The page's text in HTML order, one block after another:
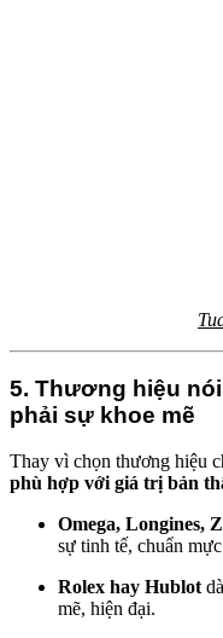
5. Thương hiệu
phải sự khoe mẽ
Thay vì chọn thương hiệu
phù hợp với giá trị bản
Omega, Longines,
sự tinh tế, chuẩn
Rolex hay Hublot
mẽ, hiện đại.